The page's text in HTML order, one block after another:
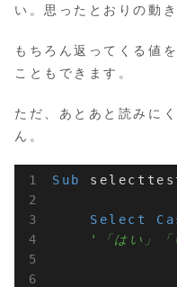
い。思ったとおりの動
もちろん返ってくる値
こともできます。
ただ、あとあと読みに
ん。
Sub
Select
'「はい」「